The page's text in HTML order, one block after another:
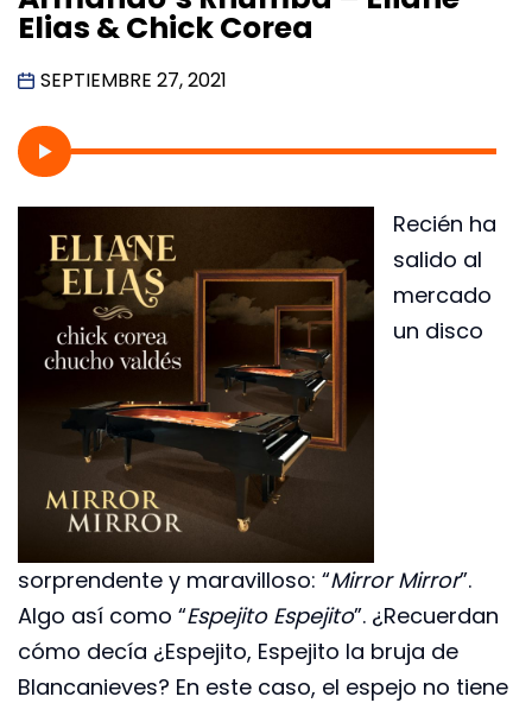
Elias & Chick Corea
SEPTIEMBRE 27, 2021
Recién ha
salido al
mercado
un disco
sorprendente y maravilloso: “Mirror Mirror”.
Algo así como “Espejito Espejito”. ¿Recuerdan
cómo decía ¿Espejito, Espejito la bruja de
Blancanieves? En este caso, el espejo no tiene